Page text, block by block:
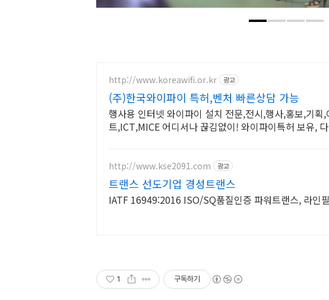
http://www.koreawifi.or.kr 광고
(주)한국와이파이 특허,벤처 빠른상담 가능
행사용 인터넷 와이파이 설치 전문,전시,행사,홍보,기획,
트,ICT,MICE 어디서나 끊김없이! 와이파이특허 보유,
http://www.kse2091.com 광고
트랜스 선도기업 경성트랜스
IATF 16949:2016 ISO/SQ품질인증 파워트랜스, 라인
1 구독하기